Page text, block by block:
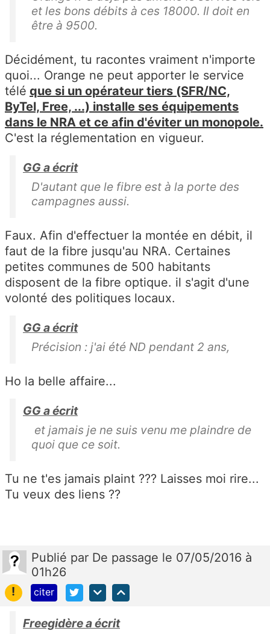
et les bons débits à ces 18000. Il doit en
être à 9500.
Décidément, tu racontes vraiment n'importe
quoi... Orange ne peut apporter le service
télé que si un opérateur tiers (SFR/NC,
ByTel, Free, ...) installe ses équipements
dans le NRA et ce afin d'éviter un monopole.
C'est la réglementation en vigueur.
GG a écrit
D'autant que le fibre est à la porte des
campagnes aussi.
Faux. Afin d'effectuer la montée en débit, il
faut de la fibre jusqu'au NRA. Certaines
petites communes de 500 habitants
disposent de la fibre optique. il s'agit d'une
volonté des politiques locaux.
GG a écrit
Précision : j'ai été ND pendant 2 ans,
Ho la belle affaire...
GG a écrit
et jamais je ne suis venu me plaindre de
quoi que ce soit.
Tu ne t'es jamais plaint ??? Laisses moi rire...
Tu veux des liens ??
Publié par De passage le 07/05/2016 à
01h26
!
citer
Freegidère a écrit